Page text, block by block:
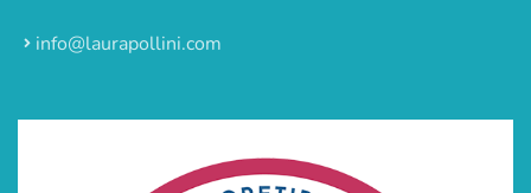
info@laurapollini.com